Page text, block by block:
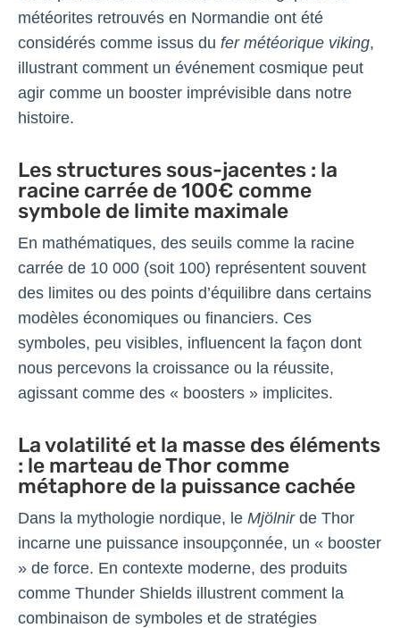
météorites retrouvés en Normandie ont été
considérés comme issus du fer météorique viking,
illustrant comment un événement cosmique peut
agir comme un booster imprévisible dans notre
histoire.
Les structures sous-jacentes : la
racine carrée de 100€ comme
symbole de limite maximale
En mathématiques, des seuils comme la racine
carrée de 10 000 (soit 100) représentent souvent
des limites ou des points d’équilibre dans certains
modèles économiques ou financiers. Ces
symboles, peu visibles, influencent la façon dont
nous percevons la croissance ou la réussite,
agissant comme des « boosters » implicites.
La volatilité et la masse des éléments
: le marteau de Thor comme
métaphore de la puissance cachée
Dans la mythologie nordique, le Mjölnirde Thor
incarne une puissance insoupçonnée, un « booster
» de force. En contexte moderne, des produits
comme Thunder Shields illustrent comment la
combinaison de symboles et de stratégies